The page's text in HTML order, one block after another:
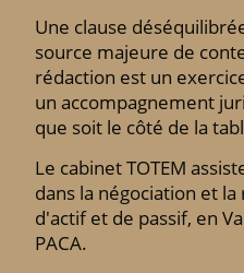
Une clause
source majeure de
rédaction est un
un accompagnement
que soit le côté de la
Le cabinet TOTEM
dans la négociation et
d'actif et de passif, en
PACA.